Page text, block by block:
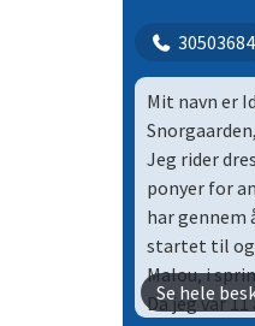
30503684
Mit navn er
Jeg rider
ponyer for
har gennem
startet til og
Malou, i
Da jeg var
Se hele